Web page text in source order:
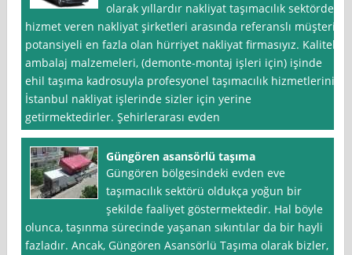
olarak yıllardır nakliyat taşımacılık sektörde
hizmet veren nakliyat şirketleri arasında referanslı müşteri
potansiyeli en fazla olan hürriyet nakliyat firmasıyız. Kaliteli
ambalaj malzemeleri, (demonte-montaj işleri için) işinde
ehil taşıma kadrosuyla profesyonel taşımacılık hizmetlerini
İstanbul nakliyat işlerinde sizler için yerine
getirmektedirler. Şehirlerarası evden
Güngören asansörlü taşıma
Güngören bölgesindeki evden eve
taşımacılık sektörü oldukça yoğun bir
şekilde faaliyet göstermektedir. Hal böyle
olunca, taşınma sürecinde yaşanan sıkıntılar da bir hayli
fazladır. Ancak, Güngören Asansörlü Taşıma olarak bizler,